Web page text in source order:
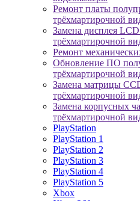
Ремонт платы
трёхмартирочной
Замена дисплея
трёхмартирочной
Ремонт
Обновление ПО
трёхмартирочной
Замена матрицы
трёхмартирочной
Замена корпусных
трёхмартирочной
PlayStation
PlayStation 1
PlayStation 2
PlayStation 3
PlayStation 4
PlayStation 5
Xbox